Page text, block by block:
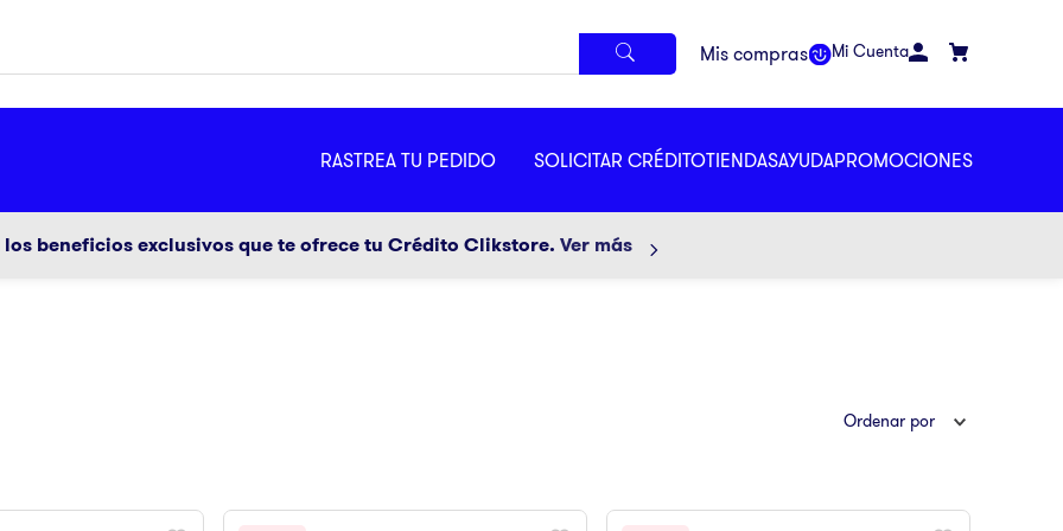
Mi Cuenta
RASTREA TU PEDIDO SOLICITAR CRÉDITOTIENDASAYUDAPROMOCIONES
beneficios exclusivos que te ofrece tu Crédito Clikstore. Ver más
Ordenar por